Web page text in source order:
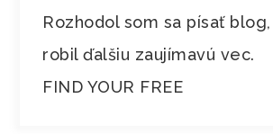
Rozhodol som sa písať
robil ďalšiu zaujímavú vec.
FIND YOUR FREE